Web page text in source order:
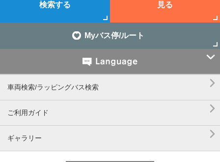
検索する
見る
Myバス停/ルート

車両検索/ラッピングバス検索 
ご利用ガイド 
ギャラリー 